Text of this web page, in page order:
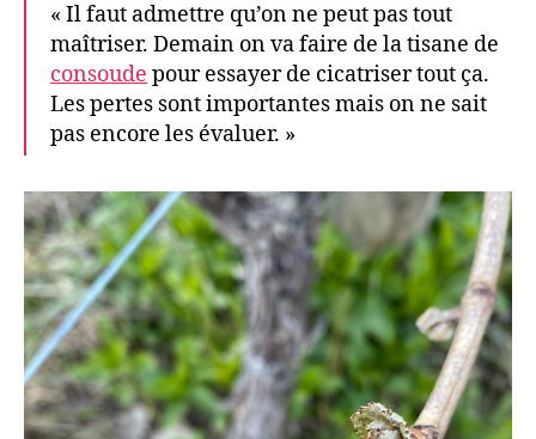
« Il faut admettre qu’on ne peut pas tout
maîtriser. Demain on va faire de la tisane de
consoude pour essayer de cicatriser tout ça.
Les pertes sont importantes mais on ne sait
pas encore les évaluer. »